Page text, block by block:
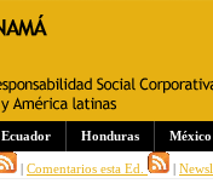
Ecuador Honduras México
| Comentarios esta Ed. |